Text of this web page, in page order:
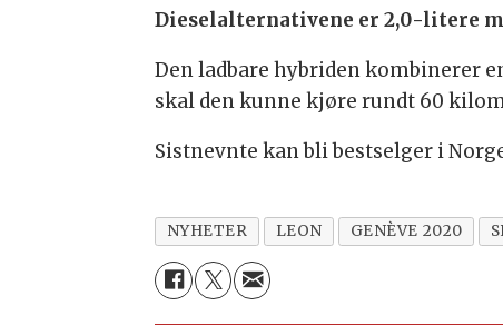
Dieselalternativene er 2,0-litere
Den ladbare hybriden kombinerer
skal den kunne kjøre rundt 60
Sistnevnte kan bli bestselger i
NYHETER LEON GENÈVE 2020